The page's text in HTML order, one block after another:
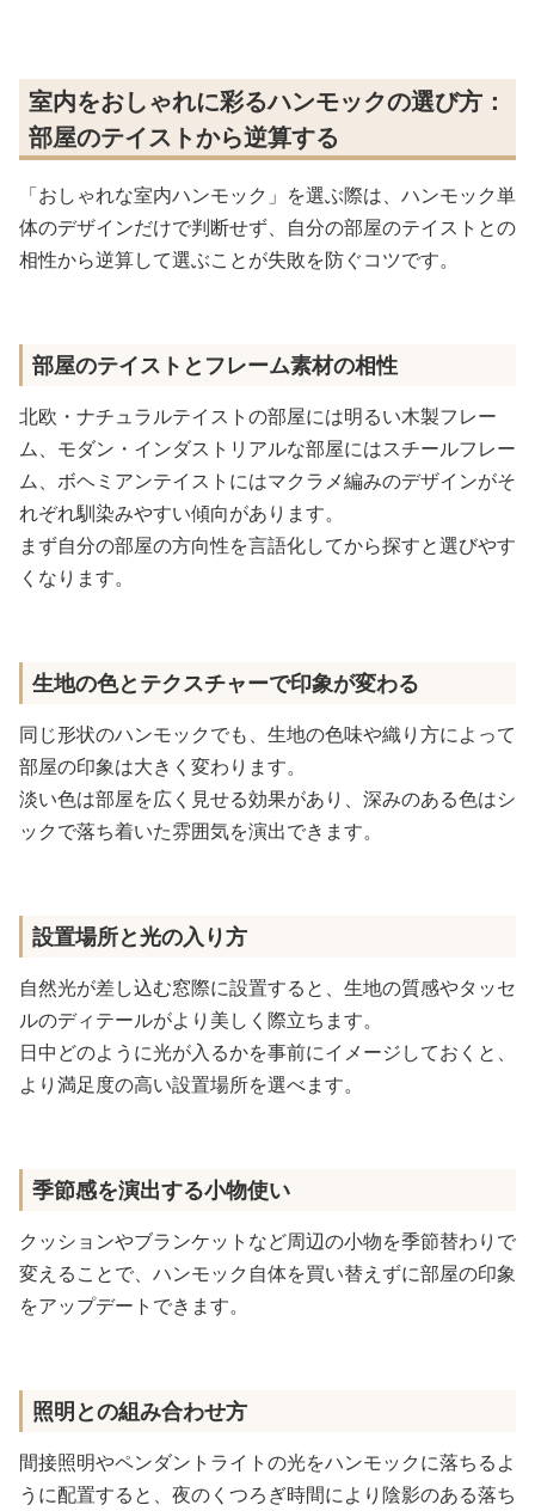
室内をおしゃれに彩るハンモックの選び方：
部屋のテイストから逆算する
「おしゃれな室内ハンモック」を選ぶ際は、ハンモック単
体のデザインだけで判断せず、自分の部屋のテイストとの
相性から逆算して選ぶことが失敗を防ぐコツです。
部屋のテイストとフレーム素材の相性
北欧・ナチュラルテイストの部屋には明るい木製フレー
ム、モダン・インダストリアルな部屋にはスチールフレー
ム、ボヘミアンテイストにはマクラメ編みのデザインがそ
れぞれ馴染みやすい傾向があります。
まず自分の部屋の方向性を言語化してから探すと選びやす
くなります。
生地の色とテクスチャーで印象が変わる
同じ形状のハンモックでも、生地の色味や織り方によって
部屋の印象は大きく変わります。
淡い色は部屋を広く見せる効果があり、深みのある色はシ
ックで落ち着いた雰囲気を演出できます。
設置場所と光の入り方
自然光が差し込む窓際に設置すると、生地の質感やタッセ
ルのディテールがより美しく際立ちます。
日中どのように光が入るかを事前にイメージしておくと、
より満足度の高い設置場所を選べます。
季節感を演出する小物使い
クッションやブランケットなど周辺の小物を季節替わりで
変えることで、ハンモック自体を買い替えずに部屋の印象
をアップデートできます。
照明との組み合わせ方
間接照明やペンダントライトの光をハンモックに落ちるよ
うに配置すると、夜のくつろぎ時間により陰影のある落ち